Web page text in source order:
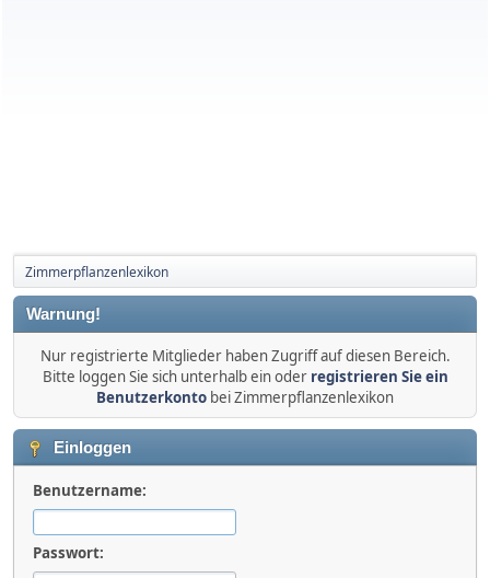
Zimmerpflanzenlexikon
Warnung!
Nur registrierte Mitglieder haben Zugriff auf diesen Bereich.
Bitte loggen Sie sich unterhalb ein oder registrieren Sie ein
Benutzerkonto bei Zimmerpflanzenlexikon
Einloggen
Benutzername:
Passwort: